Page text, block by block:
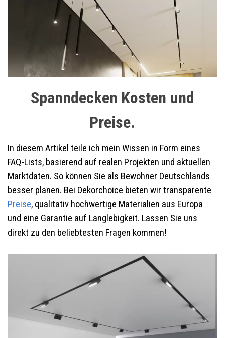
Spanndecken Kosten und
Preise.
In diesem Artikel teile ich mein Wissen in Form eines
FAQ-Lists, basierend auf realen Projekten und aktuellen
Marktdaten. So können Sie als Bewohner Deutschlands
besser planen. Bei Dekorchoice bieten wir transparente
Preise, qualitativ hochwertige Materialien aus Europa
und eine Garantie auf Langlebigkeit. Lassen Sie uns
direkt zu den beliebtesten Fragen kommen!